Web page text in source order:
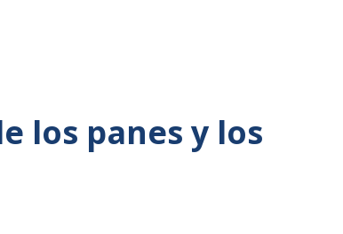
los panes y los